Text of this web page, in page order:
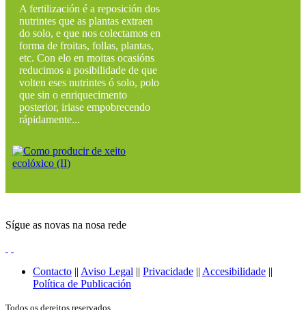
A fertilización é a reposición dos
nutrintes que as plantas extraen
do solo, e que nos colectamos en
forma de froitas, follas, plantas,
etc. Con elo en moitas ocasións
reducimos a posibilidade de que
volten eses nutrintes ó solo, polo
que sin o enriquecimento
posterior, iriase empobrecendo
rápidamente...
Sígue as novas na nosa rede
Contacto || Aviso Legal || Privacidade || Accesibilidade ||
Política de Publicación
Todos os dereitos reservados.